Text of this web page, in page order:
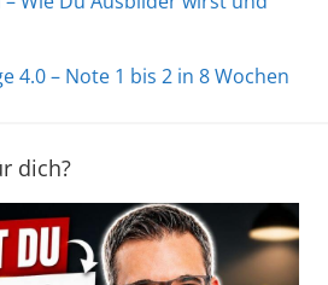
4.0 – Note 1 bis 2 in 8 Wochen
dich?